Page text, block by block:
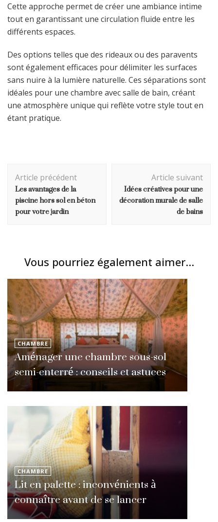
Cette approche permet de créer une ambiance intime
tout en garantissant une circulation fluide entre les
différents espaces.
Des options telles que des rideaux ou des paravents
sont également efficaces pour délimiter les surfaces
sans nuire à la lumière naturelle. Ces séparations sont
idéales pour une chambre avec salle de bain, créant
une atmosphère unique qui reflète votre style tout en
étant pratique.
d'article
Article précédent
Les avantages de la
piscine hors sol en béton
pour votre jardin
Article suivant
Idées créatives pour une
décoration murale de salle
de bains
Vous pourriez également aimer...
CHAMBRE
Aménager une chambre sous-sol
semi-enterré : conseils et astuces
CHAMBRE
Lit en palette : inconvénients à
connaître avant de se lancer